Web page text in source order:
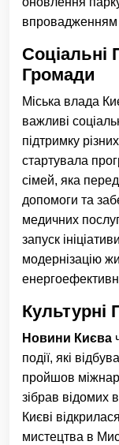
впровадженням
Соціальні
Громади
Міська влада
важливі
підтримку
стартувала
сімей, яка
допомоги та
медичних
запуск
модернізацію
Культурні
Новини Києва
події, які
пройшов
зібрав відомих
Києві
мистецтва в